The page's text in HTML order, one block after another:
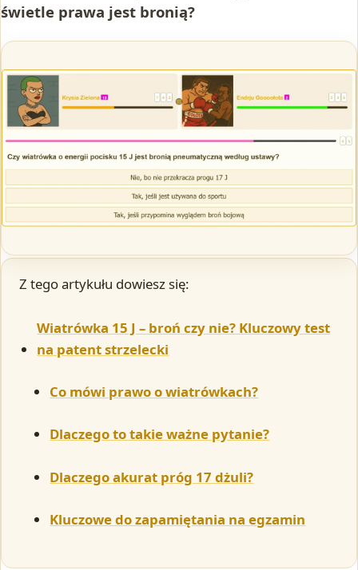
świetle prawa jest bronią?
Z tego artykułu dowiesz się:
Wiatrówka 15 J – broń czy nie? Kluczowy test
na patent strzelecki
Co mówi prawo o wiatrówkach?
Dlaczego to takie ważne pytanie?
Dlaczego akurat próg 17 dżuli?
Kluczowe do zapamiętania na egzamin